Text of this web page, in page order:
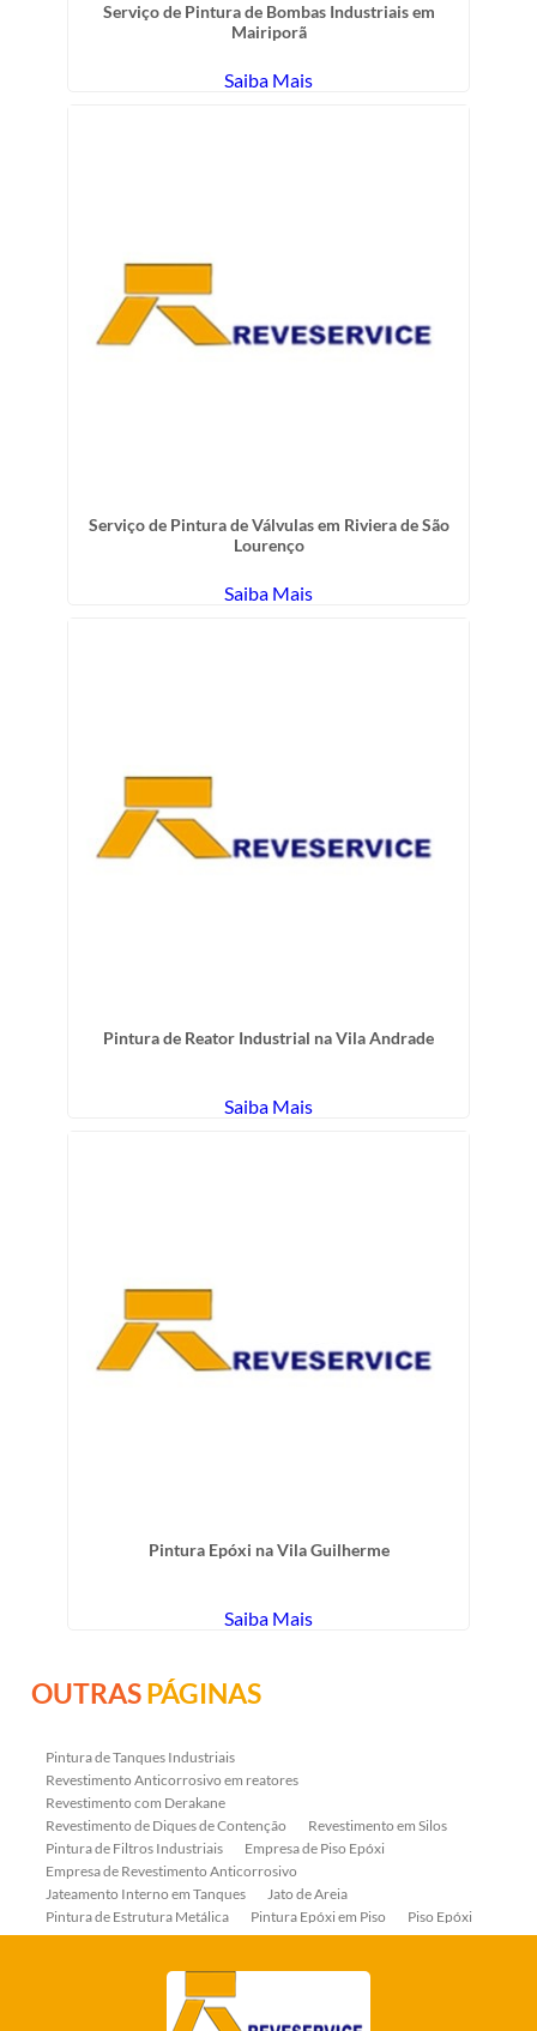
Serviço de Pintura de Bombas Industriais em
Mairiporã
Saiba Mais
Serviço de Pintura de Válvulas em Riviera de São
Lourenço
Saiba Mais
Pintura de Reator Industrial na Vila Andrade
Saiba Mais
Pintura Epóxi na Vila Guilherme
Saiba Mais
OUTRASPÁGINAS
Pintura de Tanques Industriais
Revestimento Anticorrosivo em reatores
Revestimento com Derakane
Revestimento de Diques de Contenção
Revestimento em Silos
Pintura de Filtros Industriais
Empresa de Piso Epóxi
Empresa de Revestimento Anticorrosivo
Jateamento Interno em Tanques
Jato de Areia
Pintura de Estrutura Metálica
Pintura Epóxi em Piso
Piso Epóxi
Piso Epóxi Autonivelante
Revestimento E-coat em Serpentinas
Revestimentos Anticorrosivos em Trocadores de Calor